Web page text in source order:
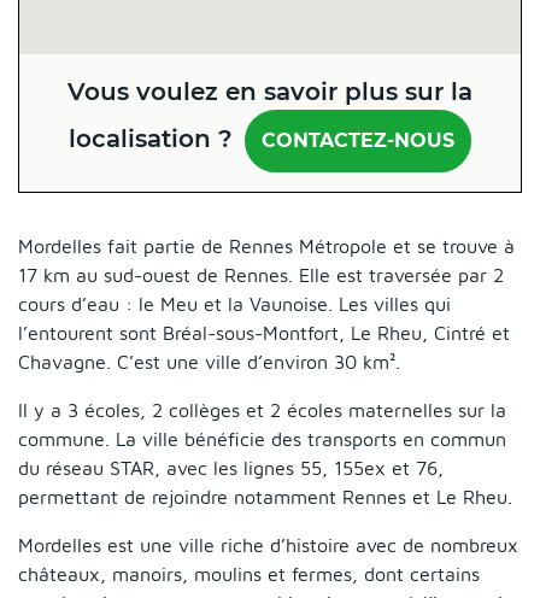
Vous voulez en savoir plus sur la
localisation ?
CONTACTEZ-NOUS
Mordelles fait partie de Rennes Métropole et se trouve à
17 km au sud-ouest de Rennes. Elle est traversée par 2
cours d’eau : le Meu et la Vaunoise. Les villes qui
l’entourent sont Bréal-sous-Montfort, Le Rheu, Cintré et
Chavagne. C’est une ville d’environ 30 km².
Il y a 3 écoles, 2 collèges et 2 écoles maternelles sur la
commune. La ville bénéficie des transports en commun
du réseau STAR,
avec les lignes 55, 155ex et 76,
permettant de rejoindre notamment Rennes et Le Rheu.
Mordelles est une ville riche d’histoire avec de nombreux
châteaux, manoirs, moulins et fermes, dont certains